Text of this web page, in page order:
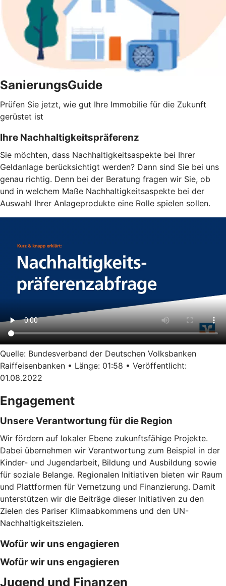
SanierungsGuide
Prüfen Sie jetzt, wie gut Ihre Immobilie für die Zukunft
gerüstet ist
Ihre Nachhaltigkeitspräferenz
Sie möchten, dass Nachhaltigkeitsaspekte bei Ihrer
Geldanlage berücksichtigt werden? Dann sind Sie bei uns
genau richtig. Denn bei der Beratung fragen wir Sie, ob
und in welchem Maße Nachhaltigkeitsaspekte bei der
Auswahl Ihrer Anlageprodukte eine Rolle spielen sollen.
Quelle: Bundesverband der Deutschen Volksbanken
Raiffeisenbanken • Länge: 01:58 • Veröffentlicht:
01.08.2022
Engagement
Unsere Verantwortung für die Region
Wir fördern auf lokaler Ebene zukunftsfähige Projekte.
Dabei übernehmen wir Verantwortung zum Beispiel in der
Kinder- und Jugendarbeit, Bildung und Ausbildung sowie
für soziale Belange. Regionalen Initiativen bieten wir Raum
und Plattformen für Vernetzung und Finanzierung. Damit
unterstützen wir die Beiträge dieser Initiativen zu den
Zielen des Pariser Klimaabkommens und den UN-
Nachhaltigkeitszielen.
Wofür wir uns engagieren
Wofür wir uns engagieren
Jugend und Finanzen